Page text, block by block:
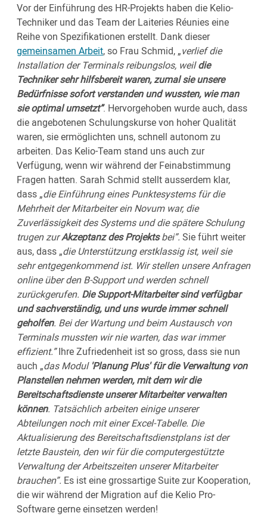
Vor der Einführung des HR-Projekts haben die Kelio-
Techniker und das Team der Laiteries Réunies eine
Reihe von Spezifikationen erstellt. Dank dieser
gemeinsamen Arbeit, so Frau Schmid, „verlief die
Installation der Terminals reibungslos, weildie
Techniker sehr hilfsbereit waren, zumal sie unsere
Bedürfnisse sofort verstanden und wussten, wie man
sie optimal umsetzt”. Hervorgehoben wurde auch, dass
die angebotenen Schulungskurse von hoher Qualität
waren, sie ermöglichten uns, schnell autonom zu
arbeiten. Das Kelio-Team stand uns auch zur
Verfügung, wenn wir während der Feinabstimmung
Fragen hatten. Sarah Schmid stellt ausserdem klar,
dass „die Einführung eines Punktesystems für die
Mehrheit der Mitarbeiter ein Novum war, die
Zuverlässigkeit des Systems und die spätere Schulung
trugen zurAkzeptanz des Projektsbei”. Sie führt weiter
aus, dass „die Unterstützung erstklassig ist, weil sie
sehr entgegenkommend ist. Wir stellen unsere Anfragen
online über den B-Support und werden schnell
zurückgerufen. Die Support-Mitarbeiter sind verfügbar
und sachverständig, und uns wurde immer schnell
geholfen. Bei der Wartung und beim Austausch von
Terminals mussten wir nie warten, das war immer
effizient.”Ihre Zufriedenheit ist so gross, dass sie nun
auch „das Modul 'Planung Plus' für die Verwaltung von
Planstellen nehmen werden, mit dem wir die
Bereitschaftsdienste unserer Mitarbeiter verwalten
können. Tatsächlich arbeiten einige unserer
Abteilungen noch mit einer Excel-Tabelle. Die
Aktualisierung des Bereitschaftsdienstplans ist der
letzte Baustein, den wir für die computergestützte
Verwaltung der Arbeitszeiten unserer Mitarbeiter
brauchen”. Es ist eine grossartige Suite zur Kooperation,
die wir während der Migration auf die Kelio Pro-
Software gerne einsetzen werden!